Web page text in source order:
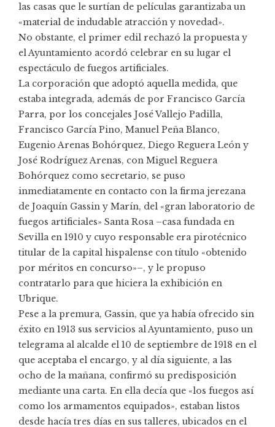
las casas que le surtían de películas garantizaba un
«material de indudable atracción y novedad».
No obstante, el primer edil rechazó la propuesta y
el Ayuntamiento acordó celebrar en su lugar el
espectáculo de fuegos artificiales.
La corporación que adoptó aquella medida, que
estaba integrada, además de por Francisco García
Parra, por los concejales José Vallejo Padilla,
Francisco García Pino, Manuel Peña Blanco,
Eugenio Arenas Bohórquez, Diego Reguera León y
José Rodríguez Arenas, con Miguel Reguera
Bohórquez como secretario, se puso
inmediatamente en contacto con la firma jerezana
de Joaquín Gassin y Marín, del «gran laboratorio de
fuegos artificiales» Santa Rosa –casa fundada en
Sevilla en 1910 y cuyo responsable era pirotécnico
titular de la capital hispalense con título «obtenido
por méritos en concurso»–, y le propuso
contratarlo para que hiciera la exhibición en
Ubrique.
Pese a la premura, Gassin, que ya había ofrecido sin
éxito en 1913 sus servicios al Ayuntamiento, puso un
telegrama al alcalde el 10 de septiembre de 1918 en el
que aceptaba el encargo, y al día siguiente, a las
ocho de la mañana, confirmó su predisposición
mediante una carta. En ella decía que «los fuegos así
como los armamentos equipados», estaban listos
desde hacía tres días en sus talleres, ubicados en el